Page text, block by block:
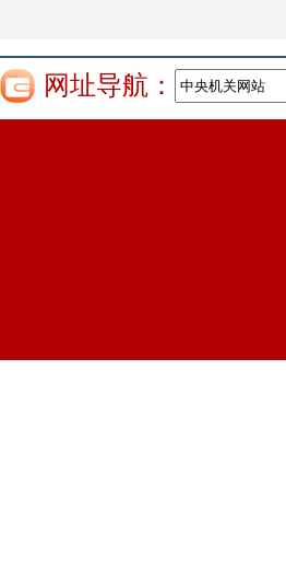
网址导航：